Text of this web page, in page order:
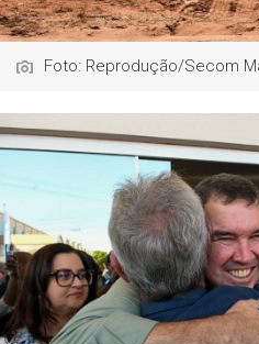
Foto: Reprodução/Secom